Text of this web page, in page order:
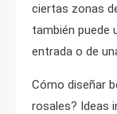
ciertas zonas
también puede
entrada o de
Cómo diseñar
rosales? Ideas